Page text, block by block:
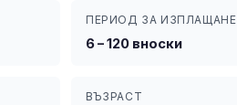
ПЕРИОД ЗА ИЗПЛАЩАНЕ
6 – 120 вноски
ВЪЗРАСТ